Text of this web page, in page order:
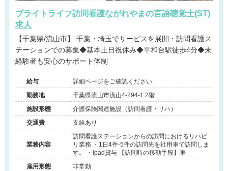
ブライトライフ訪問看護ながれやまの言語聴覚士(ST)
求人
【千葉県/流山市】 千葉・埼玉でサービスを展開・訪問看護ス
テーションでの募集◆基本土日祝休み◆平和台駅徒歩4分◆未
経験者も安心のサポート体制
給与
詳細ページをご確認ください
勤務地
千葉県流山市流山4-294-1 2階
施設形態
介護保険関連施設（訪問看護・リハ）
交通費
支給あり
業務内容
訪問看護ステーションからの訪問におけるリハビ
リ業務 ・1日4件-5件の訪問先を社用車で訪問しま
す。 ・ipad貸与 【訪問時の移動手段】車
雇用形態
非常勤